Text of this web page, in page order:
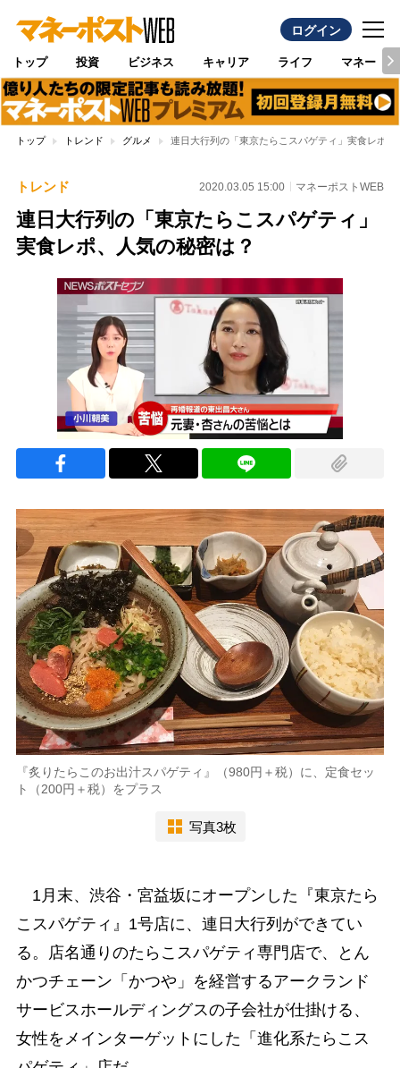
ログイン
トップ 投資 ビジネス キャリア ライフ マネー
トップ トレンド グルメ 連日大行列の「東京たらこスパゲティ」実食レポ、
トレンド 2020.03.05 15:00 マネーポストWEB
連日大行列の「東京たらこスパゲティ」
実食レポ、人気の秘密は？
『炙りたらこのお出汁スパゲティ』（980円＋税）に、定食セッ
ト（200円＋税）をプラス
写真3枚
1月末、渋谷・宮益坂にオープンした『東京たら
こスパゲティ』1号店に、連日大行列ができてい
る。店名通りのたらこスパゲティ専門店で、とん
かつチェーン「かつや」を経営するアークランド
サービスホールディングスの子会社が仕掛ける、
女性をメインターゲットにした「進化系たらこス